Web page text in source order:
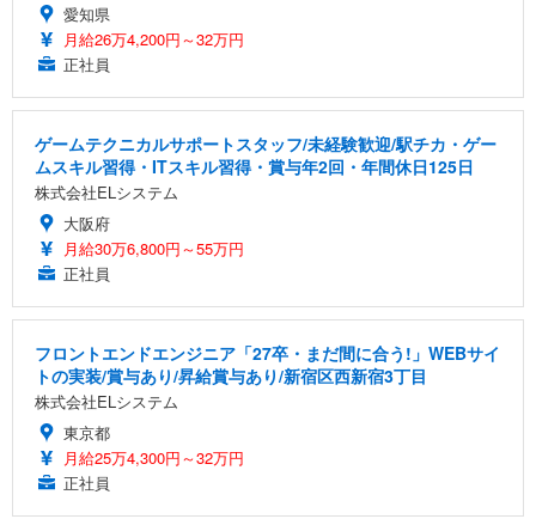
愛知県
月給26万4,200円～32万円
正社員
ゲームテクニカルサポートスタッフ/未経験歓迎/駅チカ・ゲー
ムスキル習得・ITスキル習得・賞与年2回・年間休日125日
株式会社ELシステム
大阪府
月給30万6,800円～55万円
正社員
フロントエンドエンジニア「27卒・まだ間に合う!」WEBサイ
トの実装/賞与あり/昇給賞与あり/新宿区西新宿3丁目
株式会社ELシステム
東京都
月給25万4,300円～32万円
正社員